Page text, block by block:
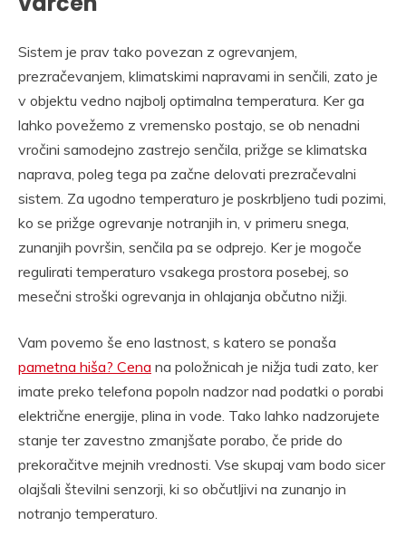
Sistem je prav tako povezan z ogrevanjem,
prezračevanjem, klimatskimi napravami in senčili, zato je
v objektu vedno najbolj optimalna temperatura. Ker ga
lahko povežemo z vremensko postajo, se ob nenadni
vročini samodejno zastrejo senčila, prižge se klimatska
naprava, poleg tega pa začne delovati prezračevalni
sistem. Za ugodno temperaturo je poskrbljeno tudi pozimi,
ko se prižge ogrevanje notranjih in, v primeru snega,
zunanjih površin, senčila pa se odprejo. Ker je mogoče
regulirati temperaturo vsakega prostora posebej, so
mesečni stroški ogrevanja in ohlajanja občutno nižji.
Vam povemo še eno lastnost, s katero se ponaša
pametna hiša? Cena na položnicah je nižja tudi zato, ker
imate preko telefona popoln nadzor nad podatki o porabi
električne energije, plina in vode. Tako lahko nadzorujete
stanje ter zavestno zmanjšate porabo, če pride do
prekoračitve mejnih vrednosti. Vse skupaj vam bodo sicer
olajšali številni senzorji, ki so občutljivi na zunanjo in
notranjo temperaturo.